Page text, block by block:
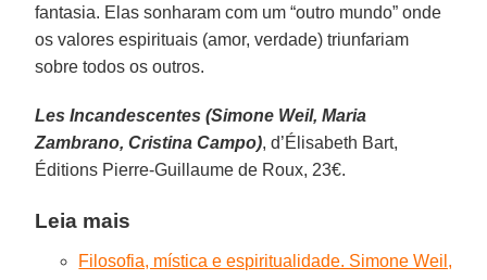
fantasia. Elas sonharam com um “outro mundo” onde
os valores espirituais (amor, verdade) triunfariam
sobre todos os outros.
Les Incandescentes (Simone Weil, Maria
Zambrano, Cristina Campo), d’Élisabeth Bart,
Éditions Pierre-Guillaume de Roux, 23€.
Leia mais
Filosofia, mística e espiritualidade. Simone Weil,